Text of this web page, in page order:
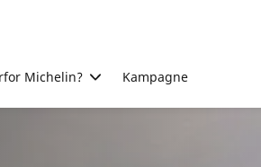
Michelin? Kampagne